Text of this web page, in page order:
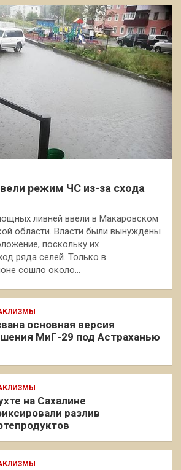
режим ЧС из-за схода
ливней ввели в Макаровском
области. Власти были вынуждены
поскольку их
ряда селей. Только в
сошло около…
основная версия
МиГ-29 под Астраханью
на Сахалине
разлив